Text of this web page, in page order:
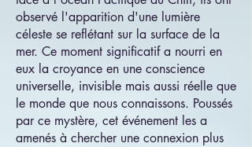
observé l'apparition d'une lumière
céleste se reflétant sur la surface de la
mer. Ce moment significatif a nourri en
eux la croyance en une conscience
universelle, invisible mais aussi réelle que
le monde que nous connaissons. Poussés
par ce mystère, cet événement les a
amenés à chercher une connexion plus